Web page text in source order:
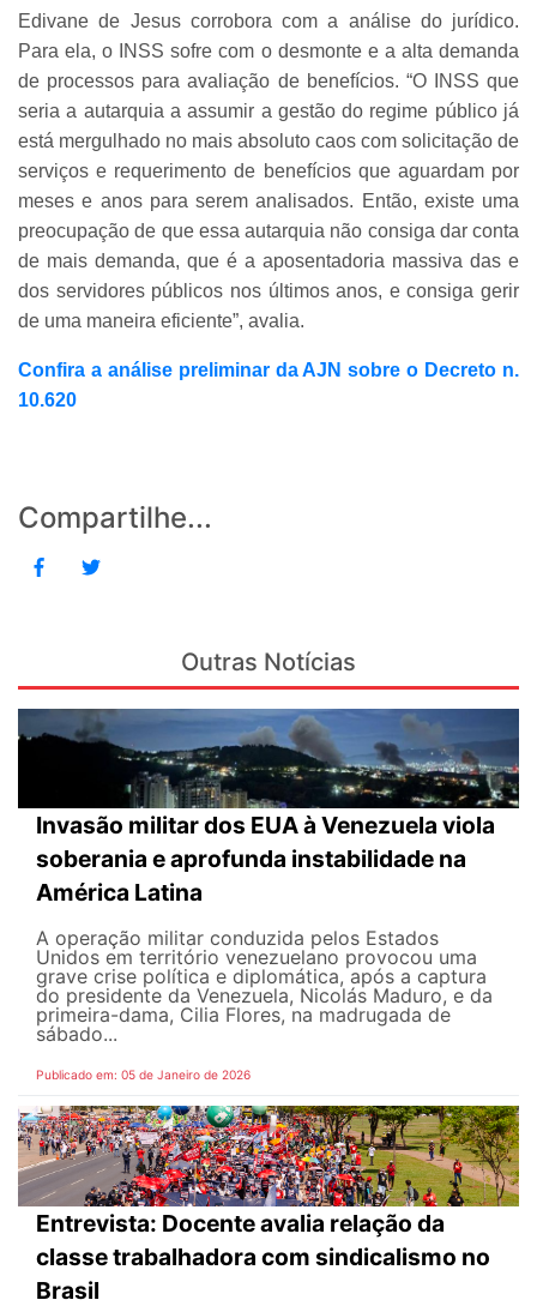
Edivane de Jesus corrobora com a análise do jurídico.
Para ela, o INSS sofre com o desmonte e a alta demanda
de processos para avaliação de benefícios. “O INSS que
seria a autarquia a assumir a gestão do regime público já
está mergulhado no mais absoluto caos com solicitação de
serviços e requerimento de benefícios que aguardam por
meses e anos para serem analisados. Então, existe uma
preocupação de que essa autarquia não consiga dar conta
de mais demanda, que é a aposentadoria massiva das e
dos servidores públicos nos últimos anos, e consiga gerir
de uma maneira eficiente”, avalia.
Confira a análise preliminar da AJN sobre o Decreto n.
10.620
Compartilhe...
Outras Notícias
Invasão militar dos EUA à Venezuela viola
soberania e aprofunda instabilidade na
América Latina
A operação militar conduzida pelos Estados
Unidos em território venezuelano provocou uma
grave crise política e diplomática, após a captura
do presidente da Venezuela, Nicolás Maduro, e da
primeira-dama, Cilia Flores, na madrugada de
sábado...
Publicado em: 05 de Janeiro de 2026
Entrevista: Docente avalia relação da
classe trabalhadora com sindicalismo no
Brasil